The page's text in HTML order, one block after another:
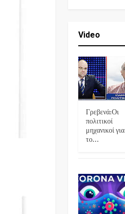
Video
Γρεβενά:Οι
πολιτικοί
μηχανικοί για
το…